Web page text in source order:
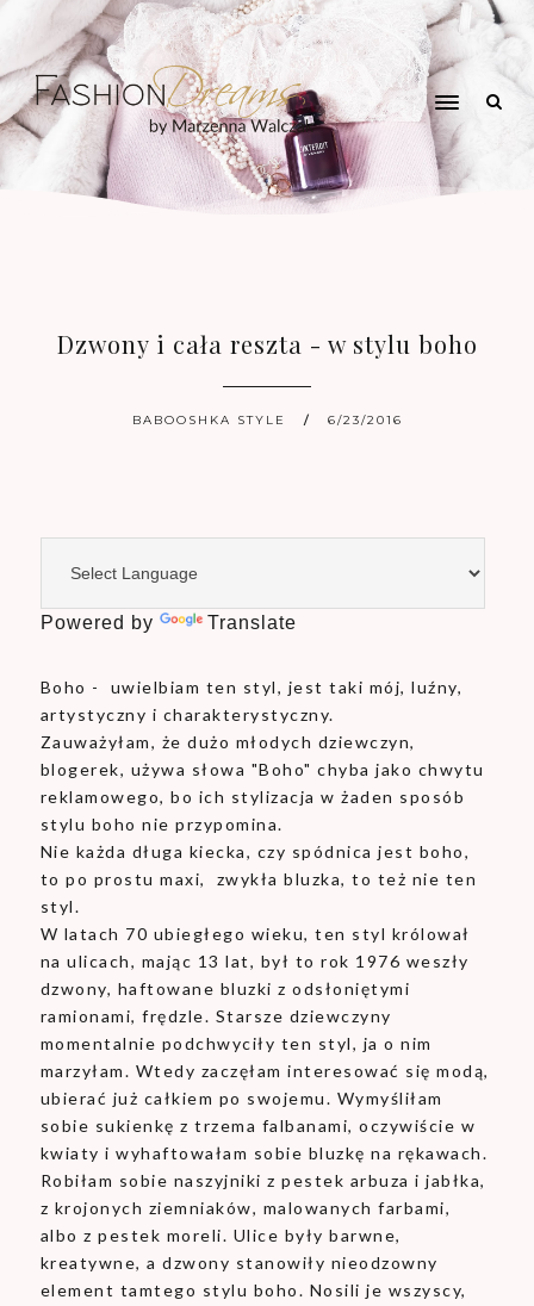
Dzwony i cała reszta - w stylu boho
BABOOSHKA STYLE 6/23/2016
Powered by Translate
Boho - uwielbiam ten styl, jest taki mój, luźny,
artystyczny i charakterystyczny.
Zauważyłam, że dużo młodych dziewczyn,
blogerek, używa słowa "Boho" chyba jako chwytu
reklamowego, bo ich stylizacja w żaden sposób
stylu boho nie przypomina.
Nie każda długa kiecka, czy spódnica jest boho,
to po prostu maxi, zwykła bluzka, to też nie ten
styl.
W latach 70 ubiegłego wieku, ten styl królował
na ulicach, mając 13 lat, był to rok 1976 weszły
dzwony, haftowane bluzki z odsłoniętymi
ramionami, frędzle. Starsze dziewczyny
momentalnie podchwyciły ten styl, ja o nim
marzyłam. Wtedy zaczęłam interesować się modą,
ubierać już całkiem po swojemu. Wymyśliłam
sobie sukienkę z trzema falbanami, oczywiście w
kwiaty i wyhaftowałam sobie bluzkę na rękawach.
Robiłam sobie naszyjniki z pestek arbuza i jabłka,
z krojonych ziemniaków, malowanych farbami,
albo z pestek moreli. Ulice były barwne,
kreatywne, a dzwony stanowiły nieodzowny
element tamtego stylu boho. Nosili je wszyscy,